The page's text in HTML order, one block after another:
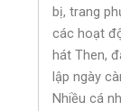
bị, trang
các hoạt
hát Then,
lập ngày
Nhiều cá